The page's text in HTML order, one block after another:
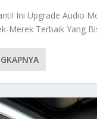
Ini Upgrade Audio
Merek Terbaik Yang